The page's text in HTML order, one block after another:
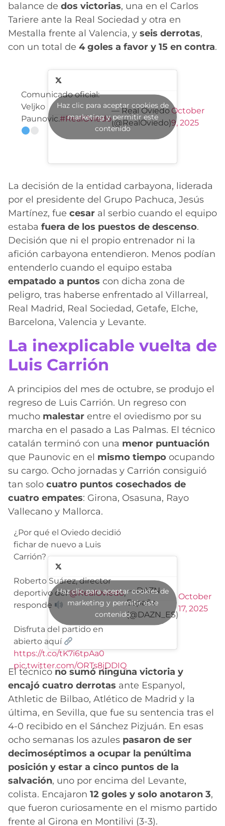
balance de dos victorias, una en el Carlos
Tariere ante la Real Sociedad y otra en
Mestalla frente al Valencia, y seis derrotas,
con un total de 4 goles a favor y 15 en contra.
Comunicado oficial:
Veljko
Paunovic.#RealOviedo
— Real Oviedo
(@RealOviedo)
October
9, 2025
Haz clic para aceptar cookies de
marketing y permitir este
contenido
La decisión de la entidad carbayona, liderada
por el presidente del Grupo Pachuca, Jesús
Martínez, fue cesar al serbio cuando el equipo
estaba fuera de los puestos de descenso.
Decisión que ni el propio entrenador ni la
afición carbayona entendieron. Menos podían
entenderlo cuando el equipo estaba
empatado a puntos con dicha zona de
peligro, tras haberse enfrentado al Villarreal,
Real Madrid, Real Sociedad, Getafe, Elche,
Barcelona, Valencia y Levante.
La inexplicable vuelta de
Luis Carrión
A principios del mes de octubre, se produjo el
regreso de Luis Carrión. Un regreso con
mucho malestar entre el oviedismo por su
marcha en el pasado a Las Palmas. El técnico
catalán terminó con una menor puntuación
que Paunovic en el mismo tiempo ocupando
su cargo. Ocho jornadas y Carrión consiguió
tan solo cuatro puntos cosechados de
cuatro empates: Girona, Osasuna, Rayo
Vallecano y Mallorca.
¿Por qué el Oviedo decidió
fichar de nuevo a Luis
Carrión?
Roberto Suárez, director
deportivo del@RealOviedo,
responde
Disfruta del partido en
abierto aquí
https://t.co/tK7i6tpAa0
pic.twitter.com/ORTs8jDDIQ
— DAZN
España
(@DAZN_ES)
October
17, 2025
Haz clic para aceptar cookies de
marketing y permitir este
contenido
El técnicono sumó ninguna victoria y
encajó cuatro derrotas ante Espanyol,
Athletic de Bilbao, Atlético de Madrid y la
última, en Sevilla, que fue su sentencia tras el
4-0 recibido en el Sánchez Pizjuán. En esas
ocho semanas los azules pasaron de ser
decimoséptimos a ocupar la penúltima
posición y estar a cinco puntos de la
salvación, uno por encima del Levante,
colista. Encajaron 12 goles y solo anotaron 3,
que fueron curiosamente en el mismo partido
frente al Girona en Montilivi (3-3).